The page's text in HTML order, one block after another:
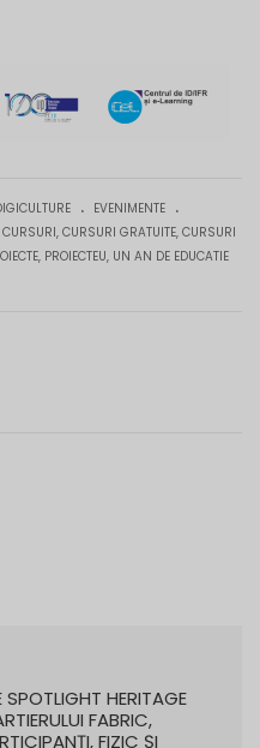
. EVENIMENTE .
CURSURI, CURSURI GRATUITE, CURSURI
, PROIECTEU, UN AN DE EDUCATIE
SPOTLIGHT HERITAGE
FABRIC,
FIZIC ȘI